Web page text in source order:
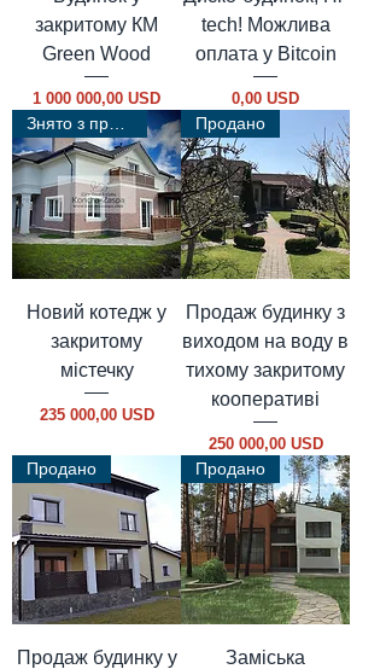
закритому КМ
Green Wood
Ціна
1 000 000,00 USD
tech! Можлива
оплата у Bitcoin
Ціна
0,00 USD
Новий котедж у
закритому
містечку
Ціна
235 000,00 USD
Продано
Продаж будинку з
виходом на воду в
тихому закритому
кооперативі
Ціна
250 000,00 USD
Продано
Продаж будинку у
Продано
Заміська